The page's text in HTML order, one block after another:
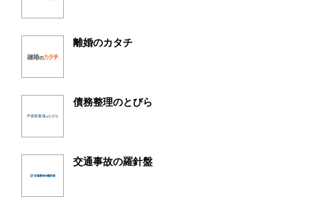
離婚のカタチ
債務整理のとびら
交通事故の羅針盤